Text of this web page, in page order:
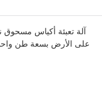
آلة تعبئة أكياس مسحوق
على الأرض بسعة طن واحد